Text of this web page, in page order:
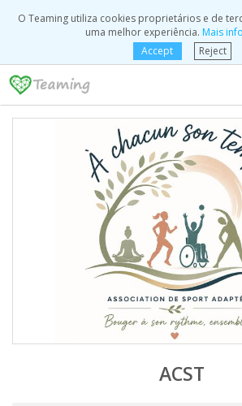
O Teaming utiliza cookies proprietários e de
uma melhor experiência. Mais
Accept
Reject
ACST